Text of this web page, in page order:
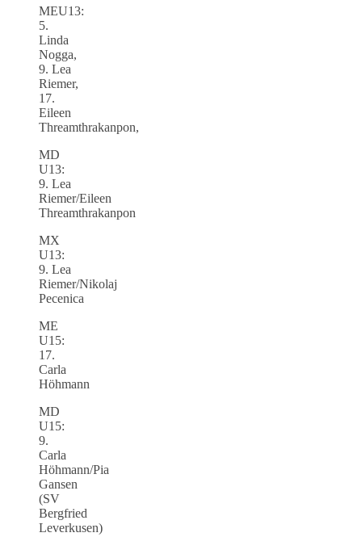
MEU13:
5.
Linda
Nogga,
9. Lea
Riemer,
17.
Eileen
Threamthrakanpon,
MD
U13:
9. Lea
Riemer/Eileen
Threamthrakanpon
MX
U13:
9. Lea
Riemer/Nikolaj
Pecenica
ME
U15:
17.
Carla
Höhmann
MD
U15:
9.
Carla
Höhmann/Pia
Gansen
(SV
Bergfried
Leverkusen)